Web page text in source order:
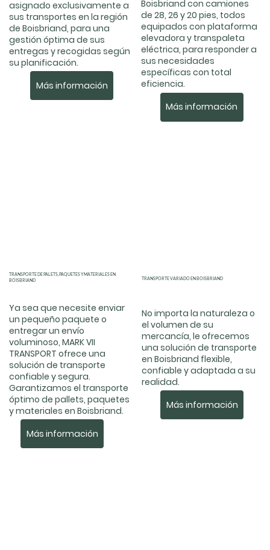
Boisbriand con camiones
de 28, 26 y 20 pies, todos
equipados con plataforma
elevadora y transpaleta
eléctrica, para responder a
sus necesidades
específicas con total
eficiencia.
Más información
TRANSPORTE DE PALETS, PAQUETES Y MATERIALES EN
BOISBRIAND
Ya sea que necesite enviar
un pequeño paquete o
entregar un envío
voluminoso, MARK VII
TRANSPORT ofrece una
solución de transporte
confiable y segura.
Garantizamos el transporte
óptimo de pallets, paquetes
y materiales en Boisbriand.
Más información
asignado exclusivamente a
sus transportes en la región
de Boisbriand, para una
gestión óptima de sus
entregas y recogidas según
su planificación.
Más información
TRANSPORTE VARIADO EN BOISBRIAND
No importa la naturaleza o
el volumen de su
mercancía, le ofrecemos
una solución de transporte
en Boisbriand flexible,
confiable y adaptada a su
realidad.
Más información